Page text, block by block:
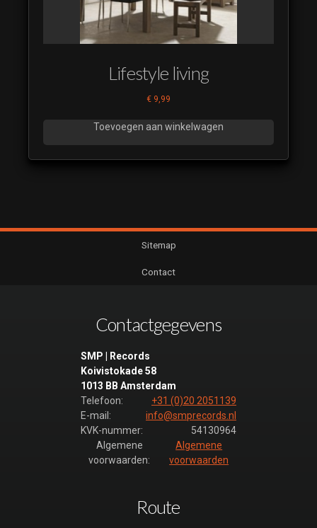
Lifestyle living
€ 9,99
Toevoegen aan winkelwagen
Sitemap
Contact
Contactgegevens
SMP | Records
Koivistokade 58
1013 BB Amsterdam
Telefoon:
+31 (0)20 2051139
E-mail:
info@smprecords.nl
KVK-nummer:
54130964
Algemene
voorwaarden:
Algemene
voorwaarden
Route